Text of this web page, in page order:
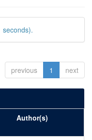
seconds).
previous 1 next
Author(s)